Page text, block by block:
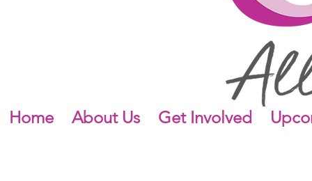
Home About Us Get Involved